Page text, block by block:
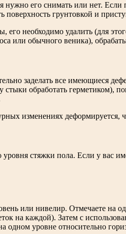
нужно его снимать или нет.
грунтовкой и
его необходимо удалить (для
или обычного веника),
заделать все имеющиеся
обработать герметиком),
изменениях
стяжки пола. Если у вас
или нивелир. Отмечаете
на каждой). Затем с
одном уровне относительно